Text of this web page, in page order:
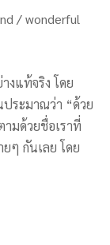
/ wonderful
งแท้จริง โดย
ระมาณว่า “ด้วย
มด้วยชื่อเราที่
ๆ กันเลย โดย